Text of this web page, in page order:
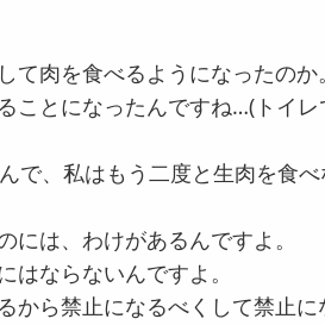
て肉を食べるようになったのか
ことになったんですね…(トイレ
で、私はもう二度と生肉を食
には、わけがあるんですよ。
はならないんですよ。
から禁止になるべくして禁止に